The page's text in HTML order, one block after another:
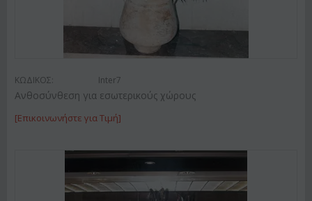
ΚΩΔΙΚΟΣ: Inter7
Ανθοσύνθεση για εσωτερικούς χώρους
[Επικοινωνήστε για Τιμή]